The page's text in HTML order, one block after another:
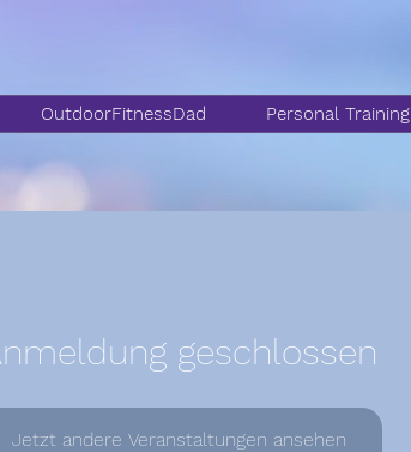
OutdoorFitnessDad Personal Training
geschlossen
Jetzt andere Veranstaltungen ansehen